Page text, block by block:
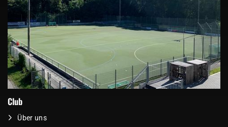
Club
Über uns